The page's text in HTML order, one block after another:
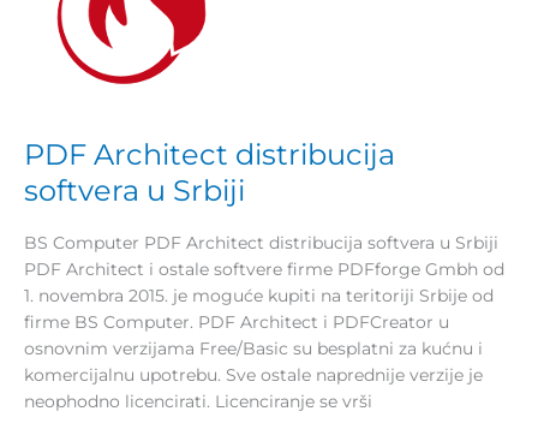
PDF Architect distribucija
softvera u Srbiji
BS Computer PDF Architect distribucija softvera u Srbiji
PDF Architect i ostale softvere firme PDFforge Gmbh od
1. novembra 2015. je moguće kupiti na teritoriji Srbije od
firme BS Computer. PDF Architect i PDFCreator u
osnovnim verzijama Free/Basic su besplatni za kućnu i
komercijalnu upotrebu. Sve ostale naprednije verzije je
neophodno licencirati. Licenciranje se vrši
Srbiji